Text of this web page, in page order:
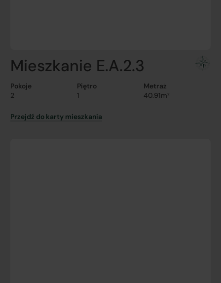
Mieszkanie E.A.2.3
Pokoje
2
Piętro
1
Metraż
40.91m²
Przejdź do karty mieszkania